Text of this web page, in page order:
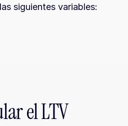
siguientes variables:
el LTV